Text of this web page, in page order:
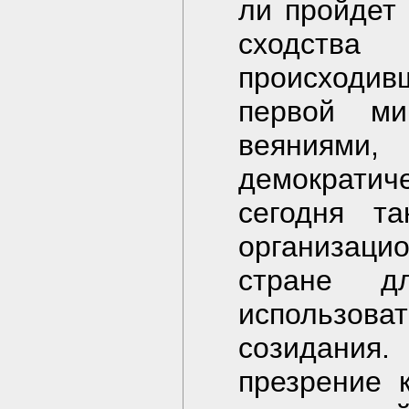
ли пройдет
первой
сегодня
стране
презрение